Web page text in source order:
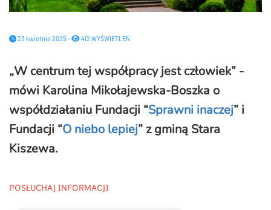
23 kwietnia 2025 - 412 WYŚWIETLEŃ
„W centrum tej współpracy jest człowiek” -
mówi Karolina Mikołajewska-Boszka o
współdziałaniu Fundacji “Sprawni inaczej” i
Fundacji “O niebo lepiej” z gminą Stara
Kiszewa.
POSŁUCHAJ INFORMACJI